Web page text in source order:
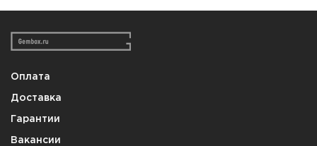
Оплата
Доставка
Гарантии
Вакансии